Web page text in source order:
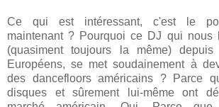
Ce qui est intéressant, c'est le
maintenant ? Pourquoi ce DJ qui nous
(quasiment toujours la même)
Européens, se met soudainement à
des dancefloors américains ? Parce
disques et sûrement lui-même ont